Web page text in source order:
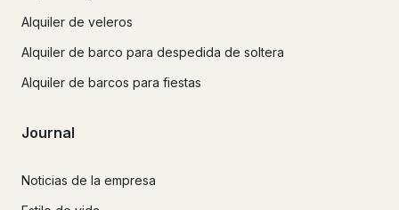
Alquiler de veleros
Alquiler de barco para despedida de soltera
Alquiler de barcos para fiestas
Journal
Noticias de la empresa